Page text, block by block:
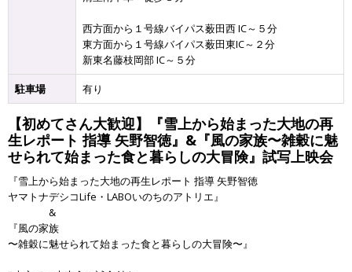
西方面から１号線バイパス薮田西 IC～５分
東方面から１号線バイパス薮田東IC～２分
新東名藤枝岡部 IC～５分
駐車場 有り
【初めてさん大歓迎】『雪上から始まった大地の再
生レポート 指導 矢野智徳』&『風の家族〜雑穀に魅
せられて始まった食と暮らしの大冒険』試写上映会
『雪上から始まった大地の再生レポート 指導 矢野智徳
ヤマトナデシコLife・LABOいのちのアトリエ』
&
『風の家族
〜雑穀に魅せられて始まった食と暮らしの大冒険〜』